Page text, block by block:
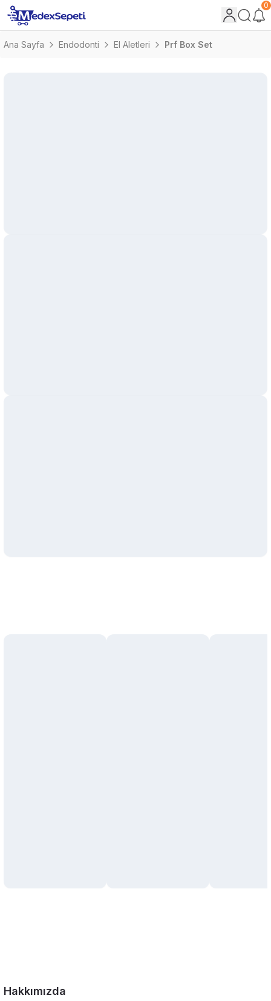
0
Ana Sayfa Endodonti El Aletleri Prf Box Set
Hakkımızda